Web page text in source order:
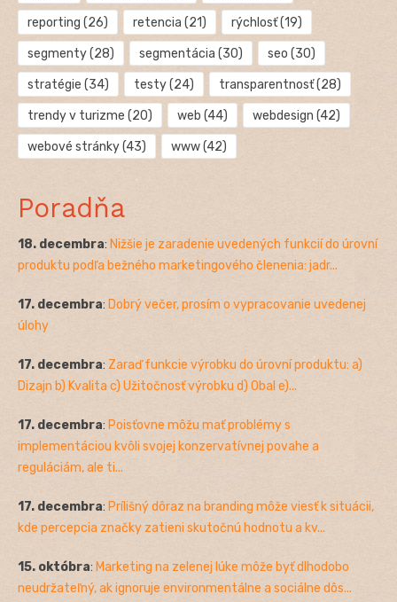
reporting (26) retencia (21) rýchlosť(19)
segmenty(28) segmentácia (30) seo (30)
stratégie (34) testy(24) transparentnosť(28)
trendy v turizme (20) web (44) webdesign (42)
webové stránky(43) www(42)
Poradňa
18. decembra: Nižšie je zaradenie uvedených funkcií do úrovní
produktu podľa bežného marketingového členenia: jadr...
17. decembra: Dobrý večer, prosím o vypracovanie uvedenej
úlohy
17. decembra: Zaraď funkcie výrobku do úrovní produktu: a)
Dizajn b) Kvalita c) Užitočnosť výrobku d) Obal e)...
17. decembra: Poisťovne môžu mať problémy s
implementáciou kvôli svojej konzervatívnej povahe a
reguláciám, ale ti...
17. decembra: Prílišný dôraz na branding môže viesť k situácii,
kde percepcia značky zatieni skutočnú hodnotu a kv...
15. októbra: Marketing na zelenej lúke môže byť dlhodobo
neudržateľný, ak ignoruje environmentálne a sociálne dôs...